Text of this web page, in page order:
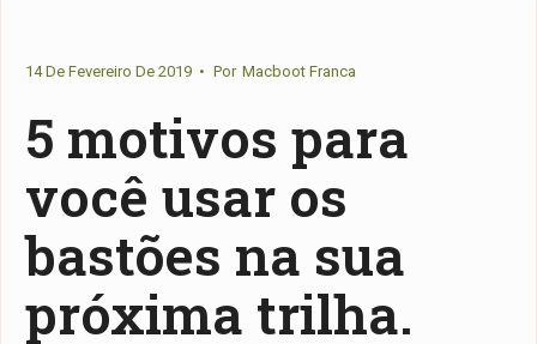
14 De Fevereiro De 2019 • Por Macboot Franca
5 motivos para
você usar os
bastões na sua
próxima trilha.